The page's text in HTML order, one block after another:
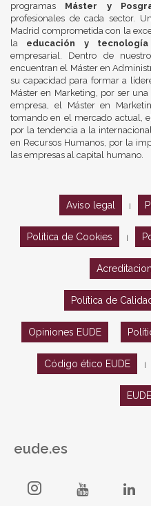
programas Máster y
profesionales de cada sector.
Madrid comprometida con la
la educación y tecnología
empresarial. Dentro de
encuentran el Máster en
su capacidad para formar a
Máster en Marketing, por ser
empresa, el Máster en
tomando en el mercado actual,
por la tendencia a la
en Recursos Humanos, por la
las empresas al capital humano.
Aviso legal
Política de Cookies
Política de
Opiniones EUDE
Código ético EUDE
eude.es